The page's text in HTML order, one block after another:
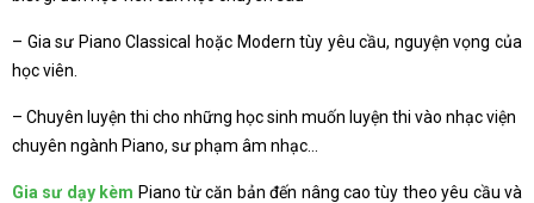
– Gia sư Piano Classical hoặc Modern tùy yêu cầu, nguyện vọng của
học viên.
– Chuyên luyện thi cho những học sinh muốn luyện thi vào nhạc viện
chuyên ngành Piano, sư phạm âm nhạc…
Gia sư dạy kèm Piano từ căn bản đến nâng cao tùy theo yêu cầu và